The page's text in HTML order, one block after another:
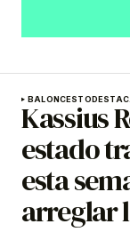
BALONCESTO
Kassius
estado
esta
arreglar